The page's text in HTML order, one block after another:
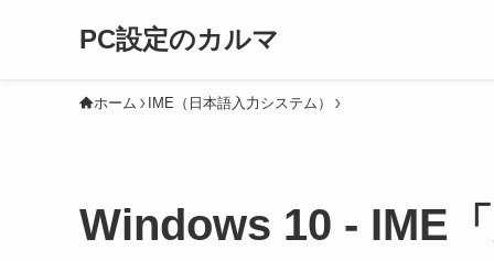
PC設定のカルマ
ホーム IME（日本語入力システム）
Windows 10 - IME